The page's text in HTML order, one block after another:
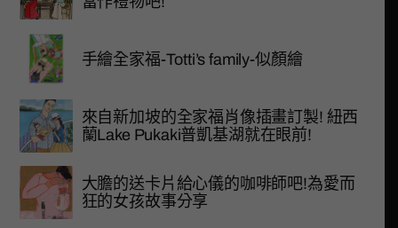
手繪全家福-Totti’s family-似顏繪
來自新加坡的全家福肖像插畫訂製! 紐西
蘭Lake Pukaki普凱基湖就在眼前!
大膽的送卡片給心儀的咖啡師吧!為愛而
狂的女孩故事分享